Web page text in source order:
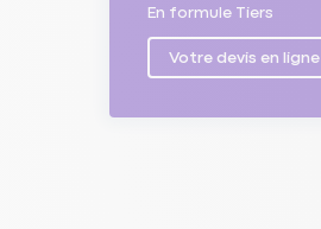
En formule Tiers
Votre devis en ligne